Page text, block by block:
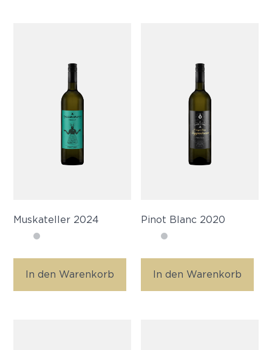
Muskateller 2024
In den Warenkorb
Pinot Blanc 2020
In den Warenkorb